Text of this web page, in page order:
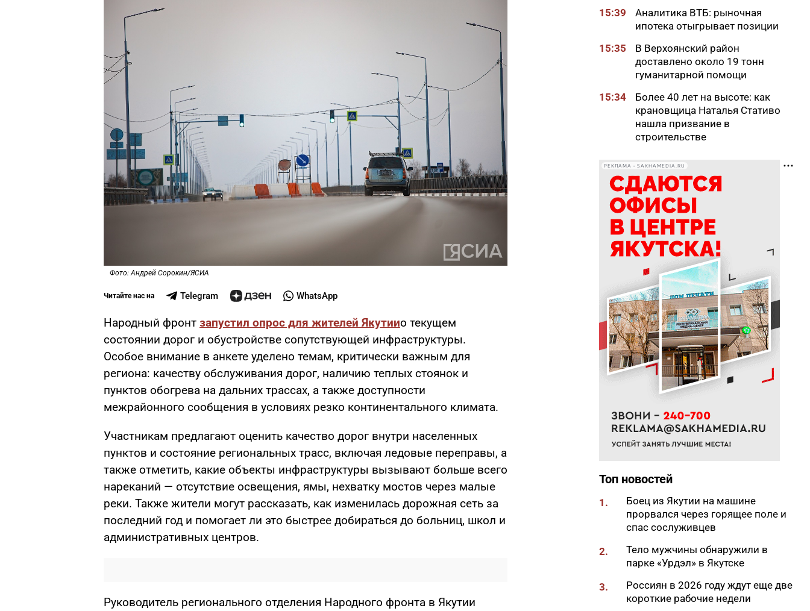
Фото: Андрей Сорокин/ЯСИА
Читайте нас на Telegram WhatsApp
Народный фронт запустил опрос для жителей Якутиио текущем
состоянии дорог и обустройстве сопутствующей инфраструктуры.
Особое внимание в анкете уделено темам, критически важным для
региона: качеству обслуживания дорог, наличию теплых стоянок и
пунктов обогрева на дальних трассах, а также доступности
межрайонного сообщения в условиях резко континентального климата.
Участникам предлагают оценить качество дорог внутри населенных
пунктов и состояние региональных трасс, включая ледовые переправы, а
также отметить, какие объекты инфраструктуры вызывают больше всего
нареканий — отсутствие освещения, ямы, нехватку мостов через малые
реки. Также жители могут рассказать, как изменилась дорожная сеть за
последний год и помогает ли это быстрее добираться до больниц, школ и
административных центров.
Руководитель регионального отделения Народного фронта в Якутии
15:39
Аналитика ВТБ: рыночная
ипотека отыгрывает позиции
15:35
В Верхоянский район
доставлено около 19 тонн
гуманитарной помощи
15:34
Более 40 лет на высоте: как
крановщица Наталья Стативо
нашла призвание в
строительстве
дом, огонь перекинулся на
соседний
14:55
Народные приметы на 7
августа 2026 года: что можно
и нельзя делать в день Анны
Летней
Якутия вспоминает археолога
Светлану Федосееву: сегодня
ей исполнилось бы 90 лет
14:39
До +30 градусов потеплеет в
некоторых районах Якутии
14:34
Оздоровительный кабинет
«Мега» откроют в Гагаринском
округе Якутска
вкладам для физлиц
13:50
Якутия стала лидером
итогам 2025 года
13:31
В Якутии реабилитацию
прошли более 1300
участников СВО и членов их
«После встречи с ними не
Владимирцева — о стерхах,
экспедициях и счастье
РЕКЛАМА • SAKHAMEDIA.RU
Топ новостей
1.
Боец из Якутии на машине
прорвался через горящее поле и
спас сослуживцев
2.
Тело мужчины обнаружили в
парке «Урдэл» в Якутске
3.
Россиян в 2026 году ждут еще две
короткие рабочие недели